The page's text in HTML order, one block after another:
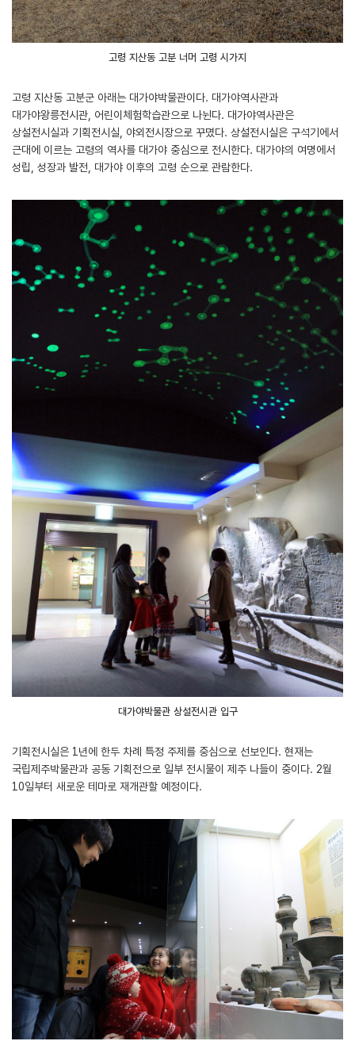
고령 지산동 고분 너머 고령 시가지
고령 지산동 고분군 아래는 대가야박물관이다. 대가야역사관과
대가야왕릉전시관, 어린이체험학습관으로 나뉜다. 대가야역사관은
상설전시실과 기획전시실, 야외전시장으로 꾸몄다. 상설전시실은 구석기에서
근대에 이르는 고령의 역사를 대가야 중심으로 전시한다. 대가야의 여명에서
성립, 성장과 발전, 대가야 이후의 고령 순으로 관람한다.
대가야박물관 상설전시관 입구
기획전시실은 1년에 한두 차례 특정 주제를 중심으로 선보인다. 현재는
국립제주박물관과 공동 기획전으로 일부 전시물이 제주 나들이 중이다. 2월
10일부터 새로운 테마로 재개관할 예정이다.